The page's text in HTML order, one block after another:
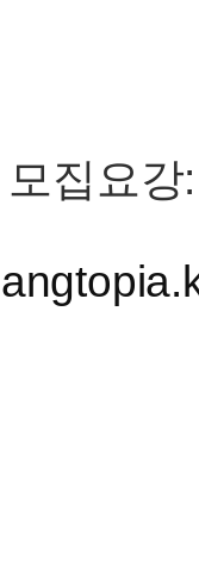
집요